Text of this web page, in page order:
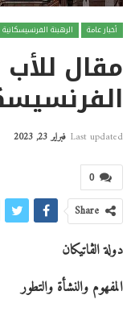
أخبار عامة الرهبنة الفرنسيسكانية
مقال
Last updated فبراير 23, 2023
0
Share
دولة الڤاتيكان
المفهوم والنشأة والتطور